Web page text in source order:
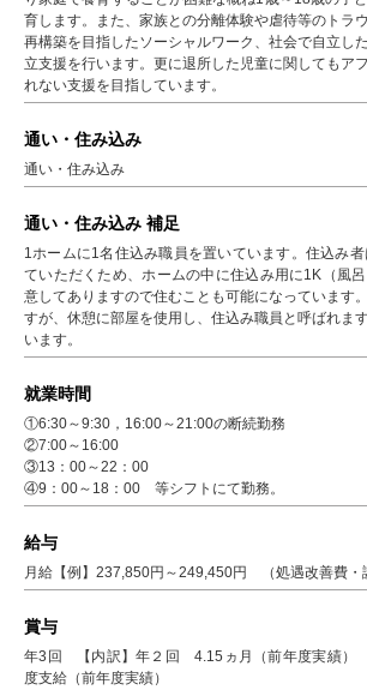
育します。また、家族との分離体験や虐待等のトラ
再構築を目指したソーシャルワーク、社会で自立し
立支援を行います。更に退所した児童に関してもア
れない支援を目指しています。
通い・住み込み
通い・住み込み
通い・住み込み 補足
1ホームに1名住込み職員を置いています。住込み
ていただくため、ホームの中に住込み用に1K（風
意してありますので住むことも可能になっています
すが、休憩に部屋を使用し、住込み職員と呼ばれま
います。
就業時間
①6:30～9:30，16:00～21:00の断続勤務
②7:00～16:00
③13：00～22：00
④9：00～18：00 等シフトにて勤務。
給与
月給【例】237,850円～249,450円 （処遇改善費・
賞与
年3回 【内訳】年２回 4.15ヵ月（前年度実績
度支給（前年度実績）